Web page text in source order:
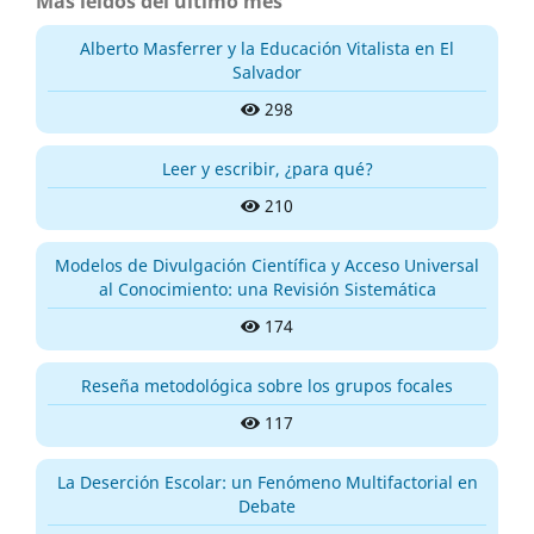
Alberto Masferrer y la Educación Vitalista en El
Salvador
298
Leer y escribir, ¿para qué?
210
Modelos de Divulgación Científica y Acceso Universal
al Conocimiento: una Revisión Sistemática
174
Reseña metodológica sobre los grupos focales
117
La Deserción Escolar: un Fenómeno Multifactorial en
Debate